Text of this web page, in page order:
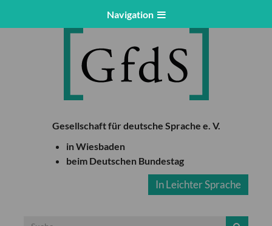
Navigation
Gesellschaft für deutsche Sprache e. V.
in Wiesbaden
beim Deutschen Bundestag
In Leichter Sprache